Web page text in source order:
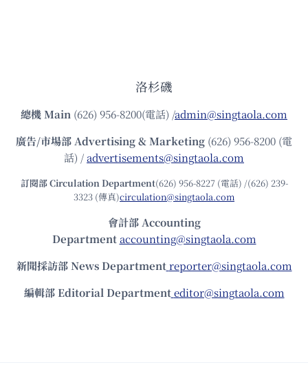
洛杉磯
總機Main (626) 956-8200(電話) /admin@singtaola.com
廣告/市場部Advertising & Marketing (626) 956-8200 (電
話) /advertisements@singtaola.com
訂閱部 Circulation Department(626) 956-8227 (電話) /(626) 239-
3323 (傳真)circulation@singtaola.com
會計部 Accounting
Department accounting@singtaola.com
新聞採訪部 News Department reporter@singtaola.com
編輯部 Editorial Department editor@singtaola.com